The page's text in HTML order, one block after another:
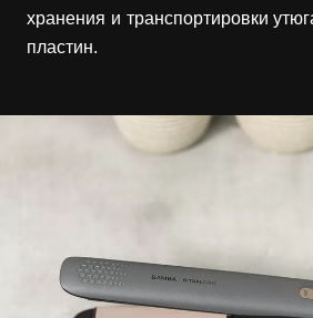
хранения и транспортировки
пластин.